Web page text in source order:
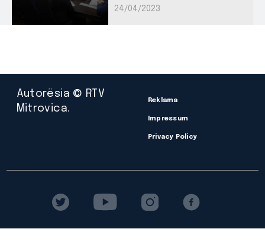
24/04/2023
Autorësia © RTV
Mitrovica.
Reklama
Impressum
Privacy Policy